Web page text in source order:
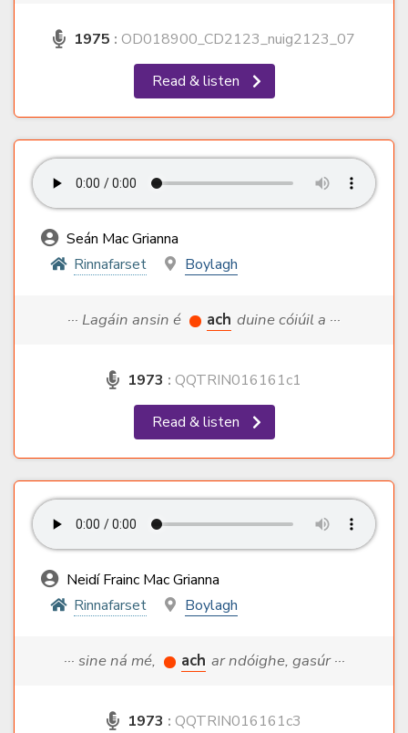
1975 : OD018900_CD2123_nuig2123_07
Read & listen
Seán Mac Grianna
Rinnafarset
Boylagh
··· Lagáin ansin é ach duine cóiúil a ···
1973 : QQTRIN016161c1
Read & listen
Neidí Frainc Mac Grianna
Rinnafarset
Boylagh
··· sine ná mé, ach ar ndóighe, gasúr ···
1973 : QQTRIN016161c3